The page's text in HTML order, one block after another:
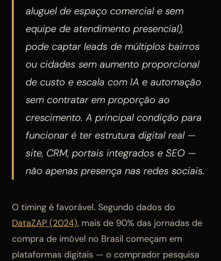
aluguel de espaço comercial e sem
equipe de atendimento presencial),
pode captar leads de múltiplos bairros
ou cidades sem aumento proporcional
de custo e escala com IA e automação
sem contratar em proporção ao
crescimento. A principal condição para
funcionar é ter estrutura digital real —
site, CRM, portais integrados e SEO —
não apenas presença nas redes sociais.
O timing é favorável. Segundo dados do
DataZAP (2024), mais de 90% das jornadas de
compra de imóvel no Brasil começam em
plataformas digitais — o comprador pesquisa